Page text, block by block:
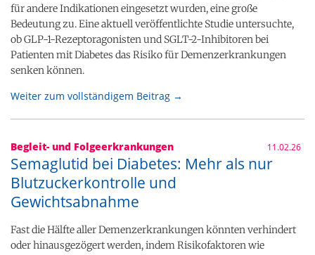
für andere Indikationen eingesetzt wurden, eine große
Bedeutung zu. Eine aktuell veröffentlichte Studie untersuchte,
ob GLP-1-Rezeptoragonisten und SGLT-2-Inhibitoren bei
Patienten mit Diabetes das Risiko für Demenzerkrankungen
senken können.
Weiter zum vollständigem Beitrag →
Begleit- und Folgeerkrankungen 11.02.26
Semaglutid bei Diabetes: Mehr als nur
Blutzuckerkontrolle und
Gewichtsabnahme
Fast die Hälfte aller Demenzerkrankungen könnten verhindert
oder hinausgezögert werden, indem Risikofaktoren wie